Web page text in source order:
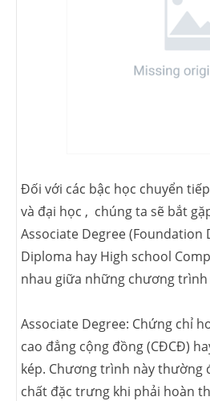
Đối với các bậc học chuyển
và đại học , chúng ta sẽ bắt
Associate Degree (Foundation
Diploma hay High school
nhau giữa những chương trình
Associate Degree: Chứng chỉ
cao đẳng cộng đồng (CĐCĐ)
kép. Chương trình này thường
chất đặc trưng khi phải hoàn